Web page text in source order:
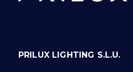
PRILUX LIGHTING S.L.U.